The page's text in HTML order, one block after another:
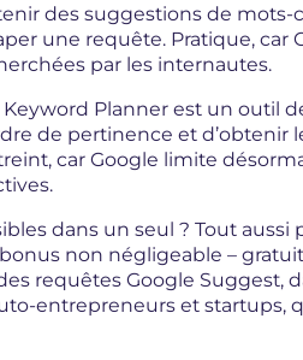
des suggestions de mots-
une requête. Pratique, car
par les internautes.
Planner est un outil
de pertinence et d’obtenir
car Google limite
dans un seul ? Tout aussi
non négligeable –
requêtes Google Suggest,
entrepreneurs et startups,